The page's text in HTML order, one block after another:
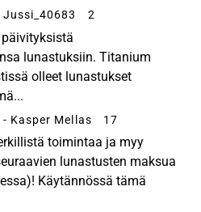
Jussi_40683 2
lunastuksiin. Titanium
olleet lunastukset
- Kasper Mellas 17
toimintaa ja myy
lunastusten maksua
Käytännössä tämä